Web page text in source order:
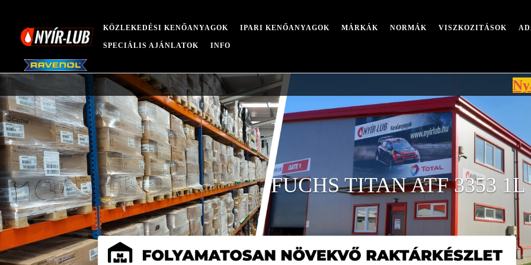
KÖZLEKEDÉSI KENŐANYAGOK IPARI KENŐANYAGOK MÁRKÁK NORMÁK VISZKOZITÁSOK
SPECIÁLIS AJÁNLATOK INFO
Nyári
FUCHS TITAN ATF 3353 1L